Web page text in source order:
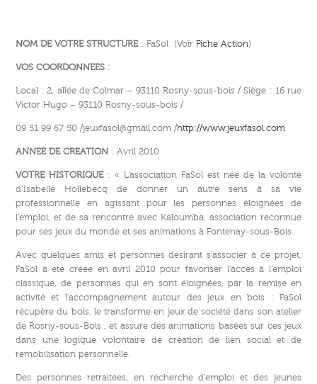
NOM DE VOTRE STRUCTURE: FaSol (Voir Fiche Action)
VOS COORDONNEES :
Local : 2, allée de Colmar – 93110 Rosny-sous-bois / Siège : 16 rue
Victor Hugo – 93110 Rosny-sous-bois /
09 51 99 67 50 /jeuxfasol@gmail.com /http://www.jeuxfasol.com
ANNEE DE CREATION : Avril 2010
VOTRE HISTORIQUE: « L’association FaSol est née de la volonté
d’Isabelle Hollebecq de donner un autre sens à sa vie
professionnelle en agissant pour les personnes éloignées de
l’emploi, et de sa rencontre avec Kaloumba, association reconnue
pour ses jeux du monde et ses animations à Fontenay-sous-Bois .
Avec quelques amis et personnes désirant s’associer à ce projet,
FaSol a été créée en avril 2010 pour favoriser l’accès à l’emploi
classique, de personnes qui en sont éloignées, par la remise en
activité et l’accompagnement autour des jeux en bois : FaSol
récupère du bois, le transforme en jeux de société dans son atelier
de Rosny-sous-Bois , et assure des animations basées sur ces jeux
dans une logique volontaire de création de lien social et de
remobilisation personnelle.
Des personnes retraitées, en recherche d’emploi et des jeunes